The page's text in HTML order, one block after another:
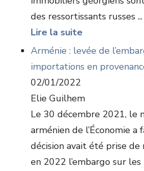
des ressortissants russes ...
Lire la suite
Arménie : levée de
importations en
02/01/2022
Elie Guilhem
Le 30 décembre 2021, le
arménien de l’Économie a
décision avait été prise
en 2022 l’embargo sur